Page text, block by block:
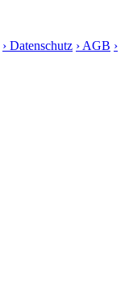
› Datenschutz › AGB ›